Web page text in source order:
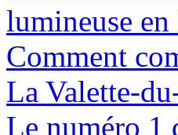
lumineuse
Comment
La Valette-
Le numéro 1